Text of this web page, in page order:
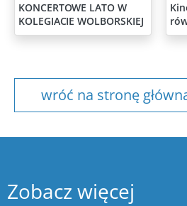
KONCERTOWE LATO W
KOLEGIACIE WOLBORSKIEJ
wróć na stronę
Zobacz więcej